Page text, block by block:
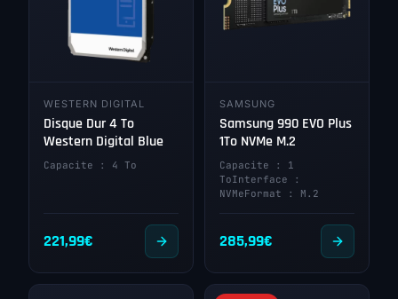
WESTERN DIGITAL
Disque Dur 4 To
Western Digital Blue
Capacite : 4 To
221,99€
SAMSUNG
Samsung 990 EVO Plus
1To NVMe M.2
Capacite : 1
ToInterface :
NVMeFormat : M.2
285,99€